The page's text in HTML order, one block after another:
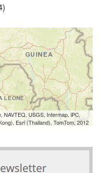
USGS, Intermap, iPC,
Esri (Thailand), TomTom, 2012